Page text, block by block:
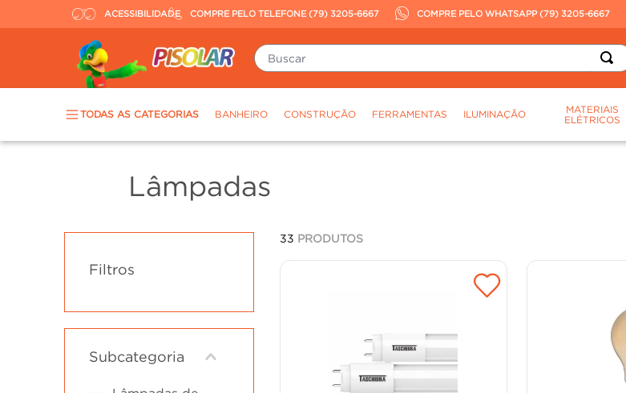
ACESSIBILIDADE COMPRE PELO TELEFONE (79) 3205-6667 COMPRE PELO WHATSAPP (79) 3205-6667
Buscar
TODAS AS CATEGORIAS BANHEIRO CONSTRUÇÃO FERRAMENTAS ILUMINAÇÃO
MATERIAIS
ELÉTRICOS
Lâmpadas
Filtros
Subcategoria
33 PRODUTOS
revestimento
6º chuveiro
9 vaso sanitário